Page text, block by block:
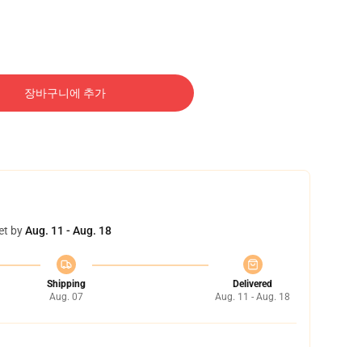
장바구니에 추가
byAug. 11 - Aug. 18
Shipping
Aug. 07
Delivered
Aug. 11 - Aug. 18